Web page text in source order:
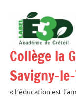
contenu
Collège la
Savigny-
« L’éducation est